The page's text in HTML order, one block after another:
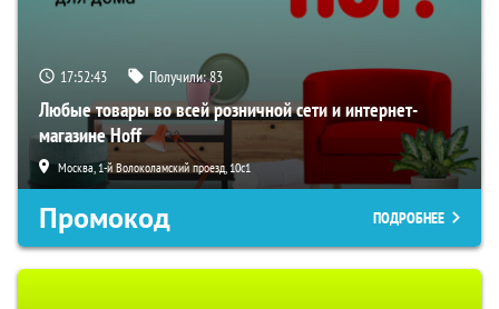
17:52:41 Получили:83
Любые товары во всей розничной сети и интернет-
магазине Hoff
Москва, 1-й Волоколамский проезд, 10с1
Промокод ПОДРОБНЕЕ